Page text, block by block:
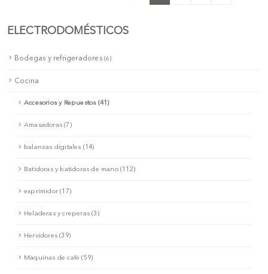
ELECTRODOMÉSTICOS
Bodegas y refrigeradores (6)
Cocina
Accesorios y Repuestos (41)
Amasadoras (7)
balanzas digitales (14)
Batidoras y batidoras de mano (112)
exprimidor (17)
Heladeras y creperas (3)
Hervidores (39)
Máquinas de café (59)